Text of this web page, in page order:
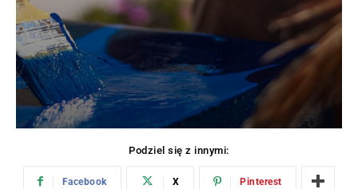
Podziel się z innymi:
Facebook X Pinterest